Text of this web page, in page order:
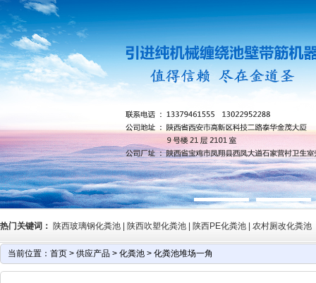
热门关键词： 陕西玻璃钢化粪池 | 陕西吹塑化粪池 | 陕西PE化粪池 | 农村厕改化粪池
当前位置： 首页 > 供应产品 > 化粪池 > 化粪池堆场一角